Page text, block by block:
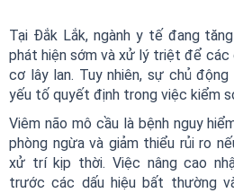
Tại Đắk Lắk, ngành y tế đang
phát hiện sớm và xử lý triệt để các
cơ lây lan. Tuy nhiên, sự chủ
yếu tố quyết định trong việc kiểm
Viêm não mô cầu là bệnh nguy
phòng ngừa và giảm thiểu rủi ro
xử trí kịp thời. Việc nâng cao
trước các dấu hiệu bất thường